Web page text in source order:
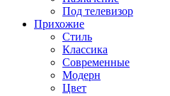
Под телевизор
Прихожие
Стиль
Классика
Современные
Модерн
Цвет